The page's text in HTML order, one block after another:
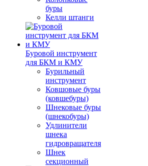
буры
Келли штанги
Буровой инструмент
для БКМ и КМУ
Бурильный
инструмент
Ковшовые буры
(ковшебуры)
Шнековые буры
(шнекобуры)
Удлинители
шнека
гидровращателя
Шнек
секционный